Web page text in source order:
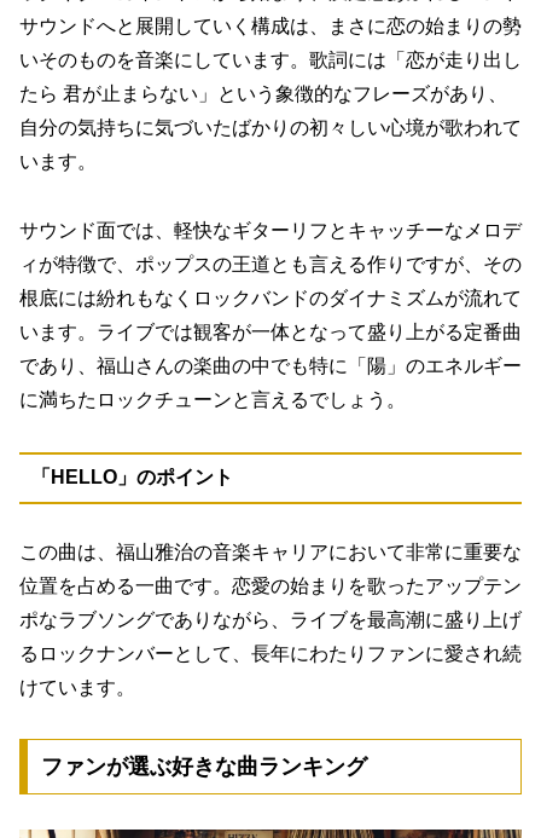
サウンドへと展開していく構成は、まさに恋の始まりの勢
いそのものを音楽にしています。歌詞には「恋が走り出し
たら 君が止まらない」という象徴的なフレーズがあり、
自分の気持ちに気づいたばかりの初々しい心境が歌われて
います。
サウンド面では、軽快なギターリフとキャッチーなメロデ
ィが特徴で、ポップスの王道とも言える作りですが、その
根底には紛れもなくロックバンドのダイナミズムが流れて
います。ライブでは観客が一体となって盛り上がる定番曲
であり、 福山さんの楽曲の中でも特に「陽」のエネルギー
に満ちたロックチューンと言えるでしょう。
「HELLO」のポイント
この曲は、福山雅治の音楽キャリアにおいて非常に重要な
位置を占める一曲です。恋愛の始まりを歌ったアップテン
ポなラブソングでありながら、ライブを最高潮に盛り上げ
るロックナンバーとして、長年にわたりファンに愛され続
けています。
ファンが選ぶ好きな曲ランキング